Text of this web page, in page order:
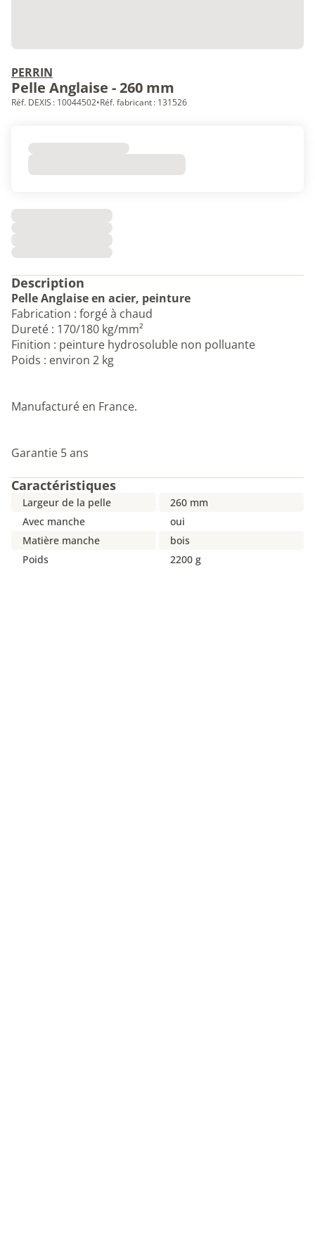
PERRIN
Pelle Anglaise - 260 mm
Réf. DEXIS : 10044502•Réf. fabricant : 131526
Description
Pelle Anglaise en acier, peinture
Fabrication : forgé à chaud
Dureté : 170/180 kg/mm²
Finition : peinture hydrosoluble non polluante
Poids : environ 2 kg
Manufacturé en France.
Garantie 5 ans
Caractéristiques
Largeur de la pelle
260 mm
Avec manche
oui
Matière manche
bois
Poids
2200 g